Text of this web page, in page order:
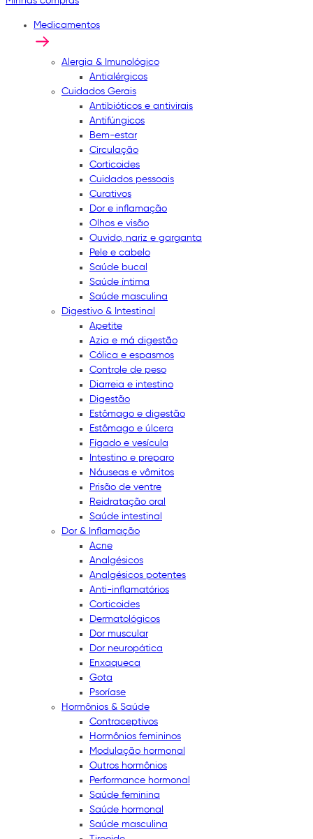
Medicamentos
Alergia & Imunológico
Antialérgicos
Cuidados Gerais
Antibióticos e antivirais
Antifúngicos
Bem-estar
Circulação
Corticoides
Cuidados pessoais
Curativos
Dor e inflamação
Olhos e visão
Ouvido, nariz e garganta
Pele e cabelo
Saúde bucal
Saúde íntima
Saúde masculina
Digestivo & Intestinal
Apetite
Azia e má digestão
Cólica e espasmos
Controle de peso
Diarreia e intestino
Digestão
Estômago e digestão
Estômago e úlcera
Fígado e vesícula
Intestino e preparo
Náuseas e vômitos
Prisão de ventre
Reidratação oral
Saúde intestinal
Dor & Inflamação
Acne
Analgésicos
Analgésicos potentes
Anti-inflamatórios
Corticoides
Dermatológicos
Dor muscular
Dor neuropática
Enxaqueca
Gota
Psoríase
Hormônios & Saúde
Contraceptivos
Hormônios femininos
Modulação hormonal
Outros hormônios
Performance hormonal
Saúde feminina
Saúde hormonal
Saúde masculina